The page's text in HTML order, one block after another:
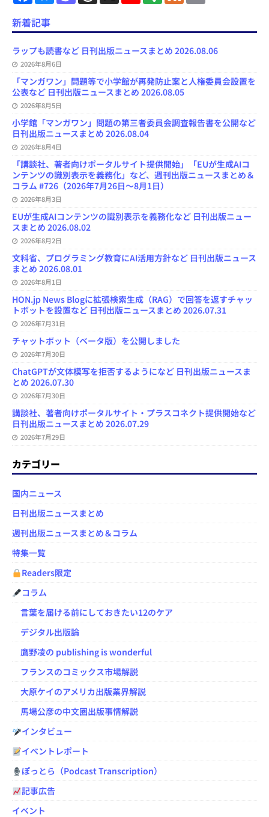
e
b
o
k
s
y
o
o
n
a
s
u
e
C
a
n
n
l
l
新着記事
ラップも読書など 日刊出版ニュースまとめ 2026.08.06
2026年8月6日
「マンガワン」問題等で小学館が再発防止案と人権委員会設置を
公表など 日刊出版ニュースまとめ 2026.08.05
2026年8月5日
小学館「マンガワン」問題の第三者委員会調査報告書を公開など
日刊出版ニュースまとめ 2026.08.04
2026年8月4日
「講談社、著者向けポータルサイト提供開始」「EUが生成AIコ
ンテンツの識別表示を義務化」など、週刊出版ニュースまとめ＆
コラム #726（2026年7月26日～8月1日）
2026年8月3日
EUが生成AIコンテンツの識別表示を義務化など 日刊出版ニュー
スまとめ 2026.08.02
2026年8月2日
文科省、プログラミング教育にAI活用方針など 日刊出版ニュース
まとめ 2026.08.01
2026年8月1日
HON.jp News Blogに拡張検索生成（RAG）で回答を返すチャッ
トボットを設置など 日刊出版ニュースまとめ 2026.07.31
2026年7月31日
チャットボット（ベータ版）を公開しました
2026年7月30日
ChatGPTが文体模写を拒否するようになど 日刊出版ニュースま
とめ 2026.07.30
2026年7月30日
講談社、著者向けポータルサイト・プラスコネクト提供開始など
日刊出版ニュースまとめ 2026.07.29
2026年7月29日
カテゴリー
国内ニュース
日刊出版ニュースまとめ
週刊出版ニュースまとめ＆コラム
特集一覧
Readers限定
コラム
言葉を届ける前にしておきたい12のケア
デジタル出版論
鷹野凌の publishing is wonderful
フランスのコミックス市場解説
大原ケイのアメリカ出版業界解説
馬場公彦の中文圏出版事情解説
インタビュー
イベントレポート
ぽっとら（Podcast Transcription）
記事広告
イベント